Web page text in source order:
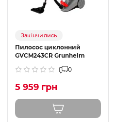
Закінчились
Пилосос циклонний
GVCM243CR Grunhelm
0
5 959 грн